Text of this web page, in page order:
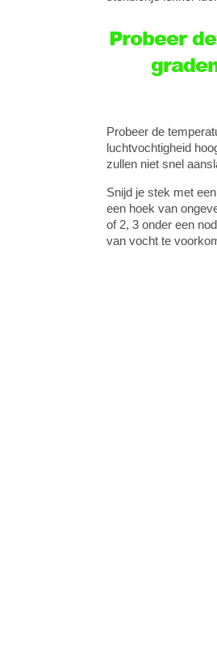
Probeer
Probeer de
luchtvochtigheid
zullen niet snel
Snijd je stek met
een hoek van
of 2, 3 onder een
van vocht te